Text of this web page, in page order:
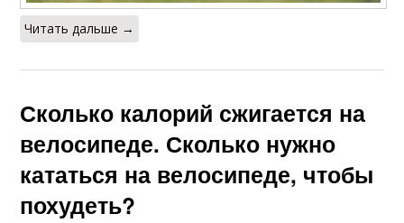
Читать дальше →
Сколько калорий сжигается на
велосипеде. Сколько нужно
кататься на велосипеде, чтобы
похудеть?